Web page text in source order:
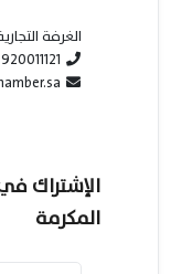
الغرفة
920011121
الإشتراك
المكرمة